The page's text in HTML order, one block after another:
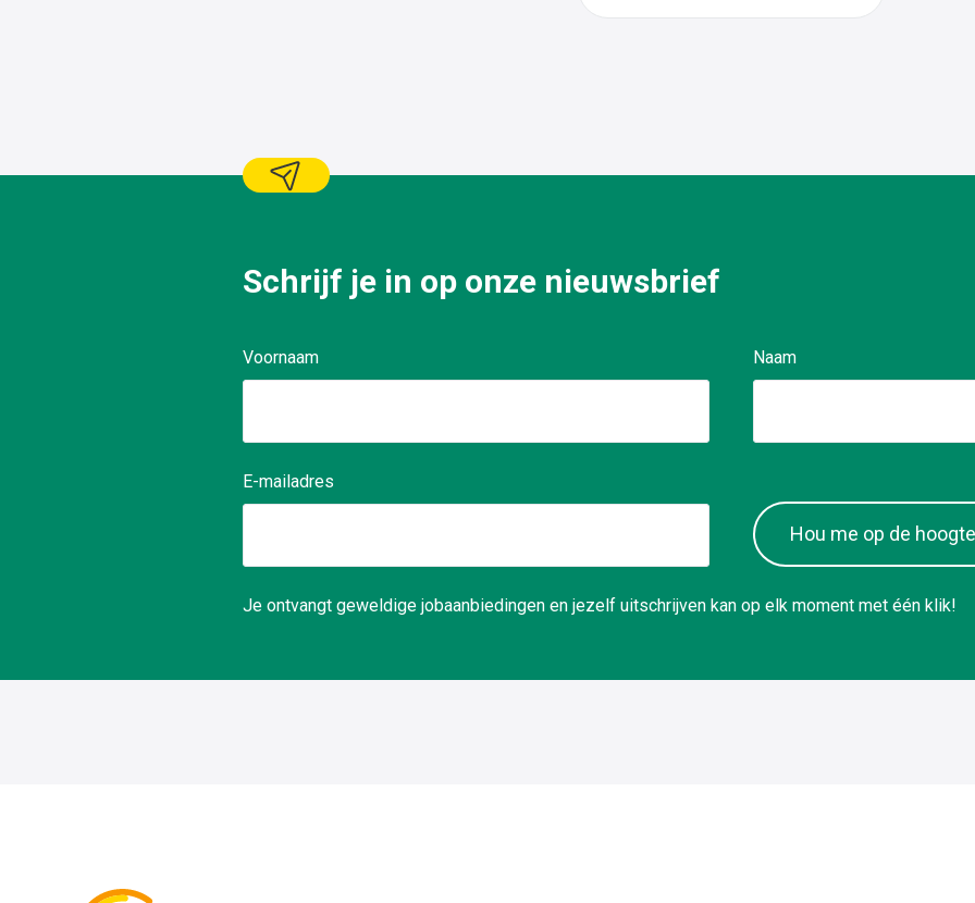
Schrijf je in op onze nieuwsbrief
Voornaam Naam
E-mailadres
Hou me op de hoogte
Je ontvangt geweldige jobaanbiedingen en jezelf uitschrijven kan op elk moment met één klik!